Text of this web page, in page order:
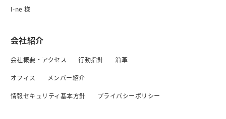
I-ne 様
会社紹介
会社概要・アクセス 行動指針 沿革
オフィス メンバー紹介
情報セキュリティ基本方針 プライバシーボリシー